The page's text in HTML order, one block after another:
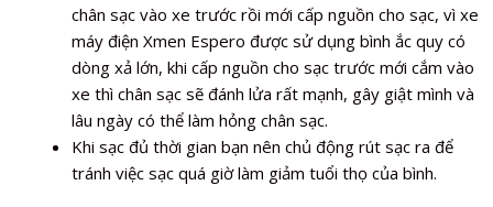
chân sạc vào xe trước rồi mới cấp nguồn cho sạc, vì xe
máy điện Xmen Espero được sử dụng bình ắc quy có
dòng xả lớn, khi cấp nguồn cho sạc trước mới cắm vào
xe thì chân sạc sẽ đánh lửa rất mạnh, gây giật mình và
lâu ngày có thể làm hỏng chân sạc.
Khi sạc đủ thời gian bạn nên chủ động rút sạc ra để
tránh việc sạc quá giờ làm giảm tuổi thọ của bình.